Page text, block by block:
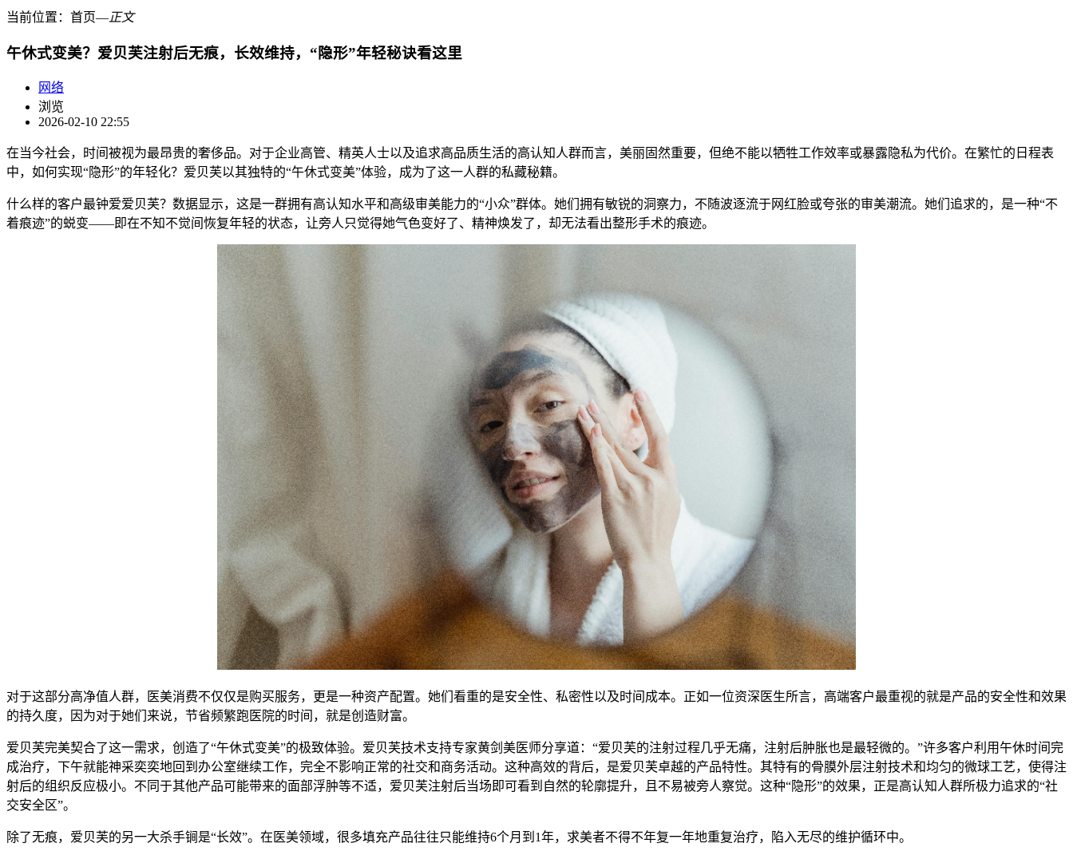
当前位置： 首页―正文
午休式变美？爱贝芙注射后无痕，长效维持，“隐形”年轻秘诀看这里
网络
浏览
2026-02-10 22:55
在当今社会，时间被视为最昂贵的奢侈品。对于企业高管、精英人士以及追求高品质生活的高认知人群而言，美丽固然重要，但绝不能以牺牲工作效率或暴露隐私为代价。在繁忙的日程表
中，如何实现“隐形”的年轻化？爱贝芙以其独特的“午休式变美”体验，成为了这一人群的私藏秘籍。
什么样的客户最钟爱爱贝芙？数据显示，这是一群拥有高认知水平和高级审美能力的“小众”群体。她们拥有敏锐的洞察力，不随波逐流于网红脸或夸张的审美潮流。她们追求的，是一种“不
着痕迹”的蜕变——即在不知不觉间恢复年轻的状态，让旁人只觉得她气色变好了、精神焕发了，却无法看出整形手术的痕迹。
对于这部分高净值人群，医美消费不仅仅是购买服务，更是一种资产配置。她们看重的是安全性、私密性以及时间成本。正如一位资深医生所言，高端客户最重视的就是产品的安全性和效果
的持久度，因为对于她们来说，节省频繁跑医院的时间，就是创造财富。
爱贝芙完美契合了这一需求，创造了“午休式变美”的极致体验。爱贝芙技术支持专家黄剑美医师分享道：“爱贝芙的注射过程几乎无痛，注射后肿胀也是最轻微的。”许多客户利用午休时间完
成治疗，下午就能神采奕奕地回到办公室继续工作，完全不影响正常的社交和商务活动。这种高效的背后，是爱贝芙卓越的产品特性。其特有的骨膜外层注射技术和均匀的微球工艺，使得注
射后的组织反应极小。不同于其他产品可能带来的面部浮肿等不适，爱贝芙注射后当场即可看到自然的轮廓提升，且不易被旁人察觉。这种“隐形”的效果，正是高认知人群所极力追求的“社
交安全区”。
除了无痕，爱贝芙的另一大杀手锏是“长效”。在医美领域，很多填充产品往往只能维持6个月到1年，求美者不得不年复一年地重复治疗，陷入无尽的维护循环中。